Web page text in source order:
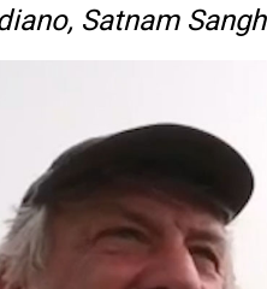
Satnam Sangh